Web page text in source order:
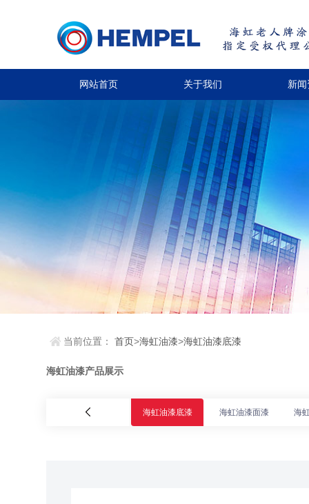
网站首页 关于我们 新
当前位置：首页>海虹油漆>海虹油漆底漆
海虹油漆产品展示
海虹油漆底漆 海虹油漆面漆 海